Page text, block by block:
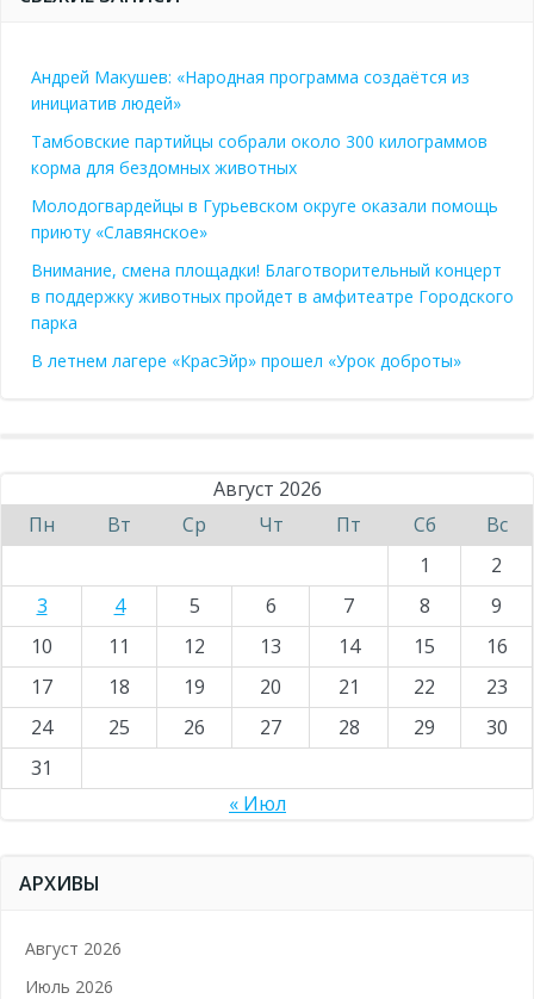
Андрей Макушев: «Народная программа создаётся из
инициатив людей»
Тамбовские партийцы собрали около 300 килограммов
корма для бездомных животных
Молодогвардейцы в Гурьевском округе оказали помощь
приюту «Славянское»
Внимание, смена площадки! Благотворительный концерт
в поддержку животных пройдет в амфитеатре Городского
парка
В летнем лагере «КрасЭйр» прошел «Урок доброты»
Август 2026
Пн
Вт Ср Чт Пт Сб
Вс
1
2
3
4 5 6 7 8
9
10
11 12 13 14 15
16
17
18 19 20 21 22
23
24
25 26 27 28 29
30
31
« Июл
АРХИВЫ
Август 2026
Июль 2026